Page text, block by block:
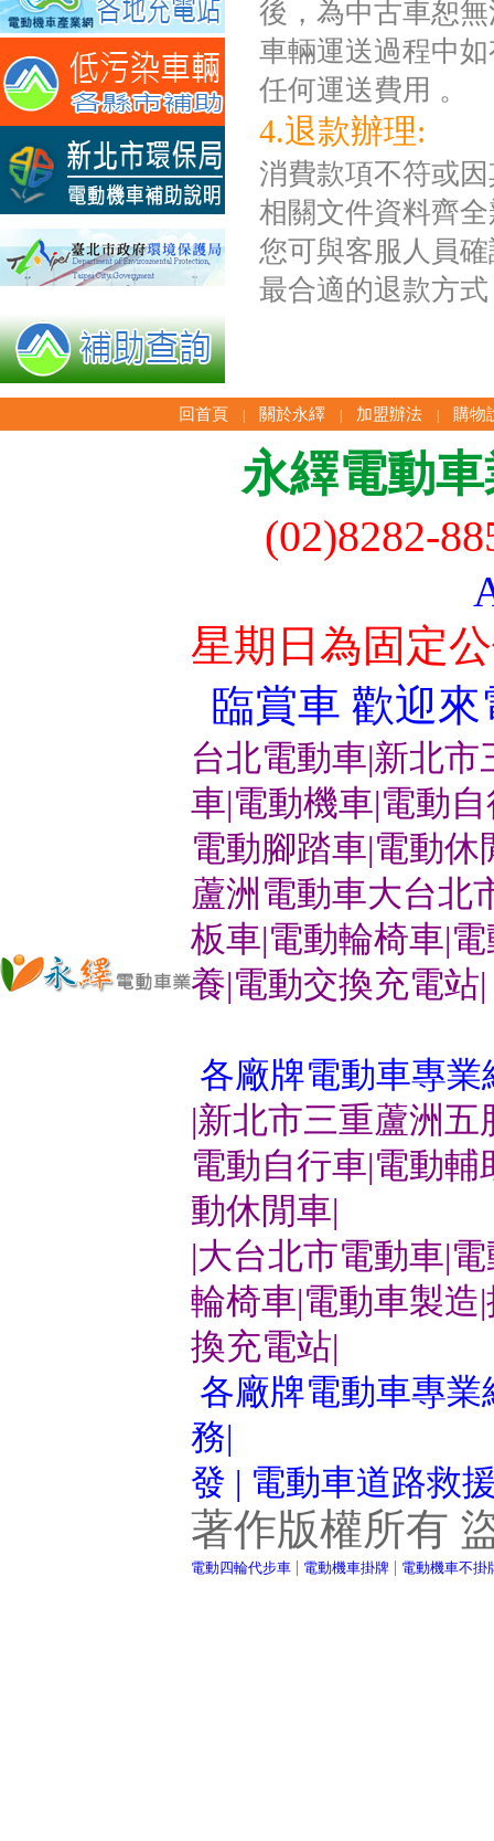
後，為中古車恕
車輛運送過程中
任何運送費用 。
4.退款辦理:
消費款項不符或
相關文件資料齊
您可與客服人員
最合適的退款方
回首頁 | 關於永繹 | 加盟辦法 | 購物
永繹電動
(02)8282-
星期日為固定
臨賞車 歡迎來
台北電動車|新北
車|電動機車|電動
電動腳踏車|電動休
蘆洲電動車大台北
板車|電動輪椅車|
養|電動交換充電站|
各廠牌電動車專業
|新北市三重蘆洲
電動自行車|電動
動休閒車|
|大台北市電動車|
輪椅車|電動車製造
換充電站|
各廠牌電動車專
務|
發 | 電動車道路救
著作版權所有
電動四輪代步車 | 電動機車掛牌 | 電動機車不掛